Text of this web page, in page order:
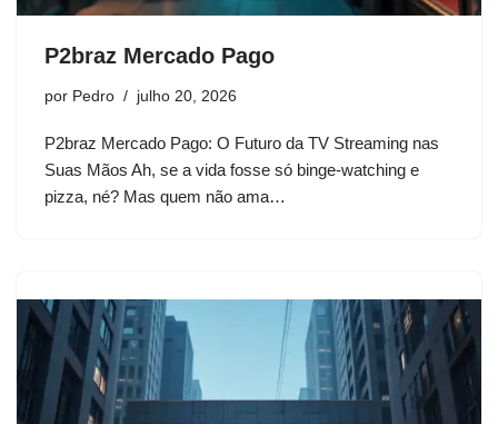
P2braz Mercado Pago
por Pedro julho 20, 2026
P2braz Mercado Pago: O Futuro da TV Streaming nas
Suas Mãos Ah, se a vida fosse só binge-watching e
pizza, né? Mas quem não ama…